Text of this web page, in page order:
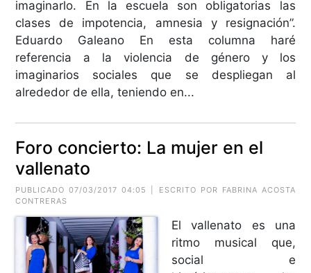
imaginarlo. En la escuela son obligatorias las
clases de impotencia, amnesia y resignación”.
Eduardo Galeano En esta columna haré
referencia a la violencia de género y los
imaginarios sociales que se despliegan al
alrededor de ella, teniendo en...
Foro concierto: La mujer en el
vallenato
PUBLICADO 07/03/2017 04:05 | ESCRITO POR FABRINA ACOSTA
CONTRERAS
El vallenato es una
ritmo musical que,
social e